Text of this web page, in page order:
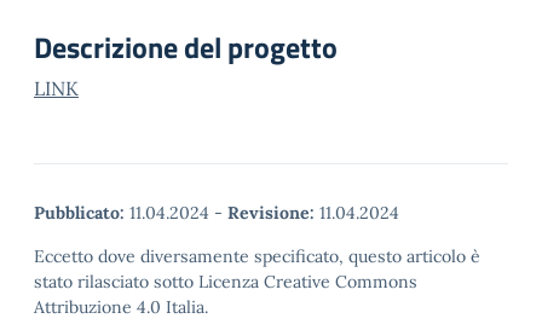
Descrizione del progetto
LINK
Pubblicato: 11.04.2024 - Revisione: 11.04.2024
Eccetto dove diversamente specificato, questo articolo è
stato rilasciato sotto Licenza Creative Commons
Attribuzione 4.0 Italia.